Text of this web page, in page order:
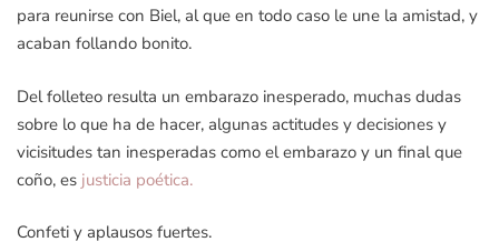
para reunirse con Biel, al que en todo caso le une la amistad, y
acaban follando bonito.
Del folleteo resulta un embarazo inesperado, muchas dudas
sobre lo que ha de hacer, algunas actitudes y decisiones y
vicisitudes tan inesperadas como el embarazo y un final que
coño, es justicia poética.
Confeti y aplausos fuertes.